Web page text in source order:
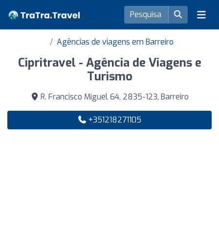
Agências de viagens em Barreiro
Cipritravel - Agência de Viagens e
Turismo
R. Francisco Miguel 64, 2835-123, Barreiro
+351218271105